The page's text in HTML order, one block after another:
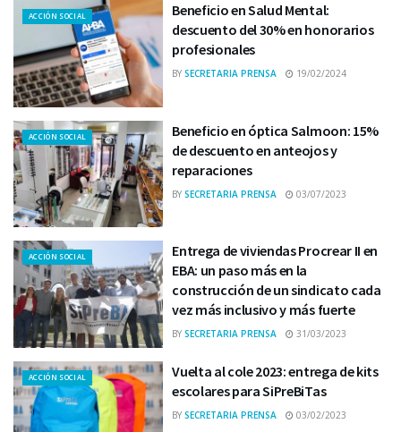
ACCIÓN SOCIAL
Beneficio en Salud Mental:
descuento del 30% en honorarios
profesionales
BY SECRETARIA PRENSA 19/02/2024
ACCIÓN SOCIAL
Beneficio en óptica Salmoon: 15%
de descuento en anteojos y
reparaciones
BY SECRETARIA PRENSA 03/07/2023
ACCIÓN SOCIAL
Entrega de viviendas Procrear II en
EBA: un paso más en la
construcción de un sindicato cada
vez más inclusivo y más fuerte
BY SECRETARIA PRENSA 31/03/2023
ACCIÓN SOCIAL
Vuelta al cole 2023: entrega de kits
escolares para SiPreBiTas
BY SECRETARIA PRENSA 03/02/2023